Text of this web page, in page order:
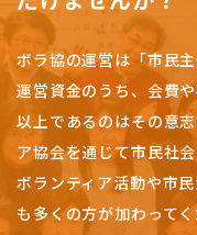
ボラ協の運営は「市民主
運営資金のうち、会費
以上であるのはその意志
ア協会を通じて市民社
ボランティア活動や市
も多くの方が加わって